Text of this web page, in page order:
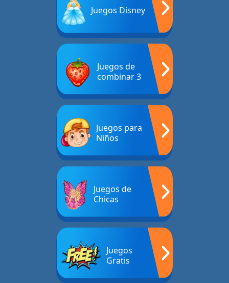
Juegos Disney
Juegos de
combinar 3
Juegos para
Niños
Juegos de
Chicas
Juegos
Gratis